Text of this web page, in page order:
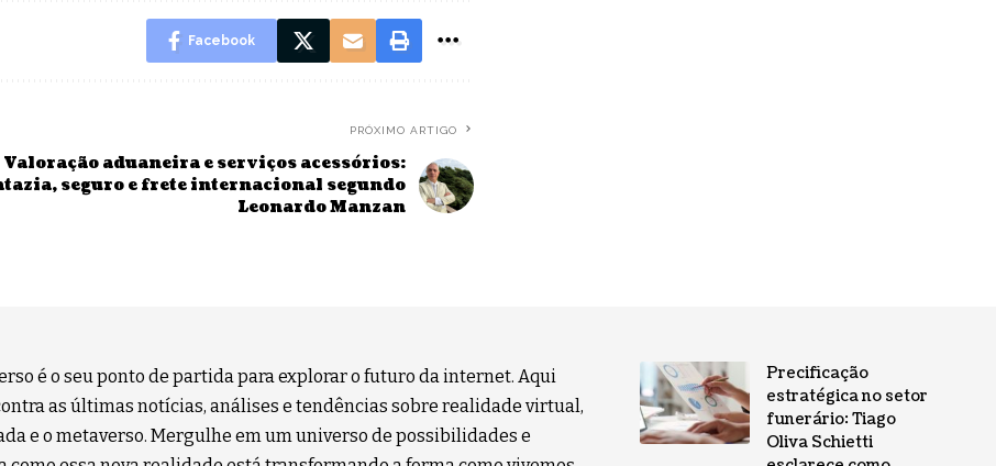
Facebook
PRÓXIMO ARTIGO
Valoração aduaneira e serviços acessórios:
seguro e frete internacional segundo
Leonardo Manzan
é o seu ponto de partida para explorar o futuro da internet. Aqui
as últimas notícias, análises e tendências sobre realidade virtual,
e o metaverso. Mergulhe em um universo de possibilidades e
Precificação
estratégica no setor
funerário: Tiago
Oliva Schietti